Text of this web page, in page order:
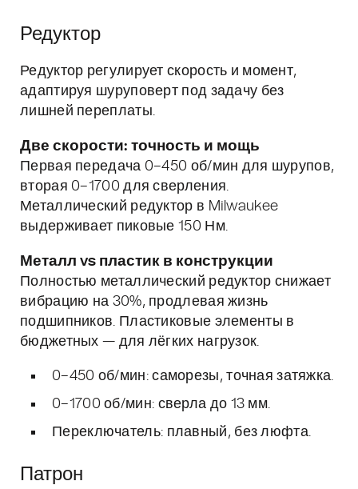
Редуктор
Редуктор регулирует скорость и момент,
адаптируя шуруповерт под задачу без
лишней переплаты.
Две скорости: точность и мощь
Первая передача 0–450 об/мин для шурупов,
вторая 0–1700 для сверления.
Металлический редуктор в Milwaukee
выдерживает пиковые 150 Нм.
Металл vs пластик в конструкции
Полностью металлический редуктор снижает
вибрацию на 30%, продлевая жизнь
подшипников. Пластиковые элементы в
бюджетных — для лёгких нагрузок.
0–450 об/мин: саморезы, точная затяжка.
0–1700 об/мин: сверла до 13 мм.
Переключатель: плавный, без люфта.
Патрон